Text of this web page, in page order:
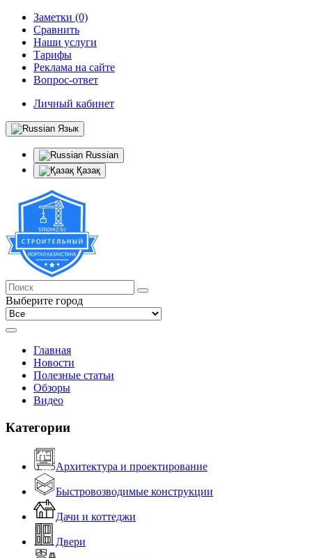
Заметки (0)
Сравнить
Наши услуги
Тарифы
Реклама на сайте
Вопрос-ответ
Личный кабинет
Язык
Russian
Қазақ
Выберите город
Главная
Новости
Полезные статьи
Обзоры
Видео
Категории
Архитектура и проектирование
Быстровозводимые конструкции
Дачи и коттеджи
Двери